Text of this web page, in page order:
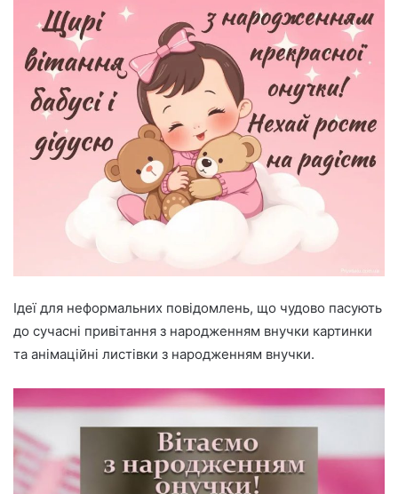
Ідеї для неформальних повідомлень, що чудово пасують
до сучасні привітання з народженням внучки картинки
та анімаційні листівки з народженням внучки.